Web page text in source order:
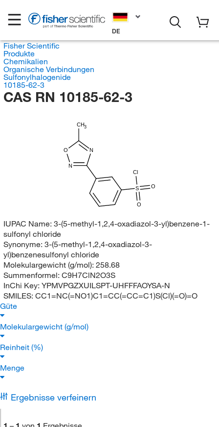
DE
Fisher Scientific
Produkte
Chemikalien
Organische Verbindungen
Sulfonylhalogenide
10185-62-3
CAS RN 10185-62-3
CH3
N
N
O
S O
O
Cl
IUPAC Name: 3-(5-methyl-1,2,4-oxadiazol-3-yl)benzene-1-
sulfonyl chloride
Synonyme: 3-(5-methyl-1,2,4-oxadiazol-3-
yl)benzenesulfonyl chloride
Molekulargewicht (g/mol): 258.68
Summenformel: C9H7ClN2O3S
InChi Key: YPMVPGZXUILSPT-UHFFFAOYSA-N
SMILES: CC1=NC(=NO1)C1=CC(=CC=C1)S(Cl)(=O)=O
Güte
Molekulargewicht (g/mol)
Reinheit (%)
Menge
Ergebnisse verfeinern